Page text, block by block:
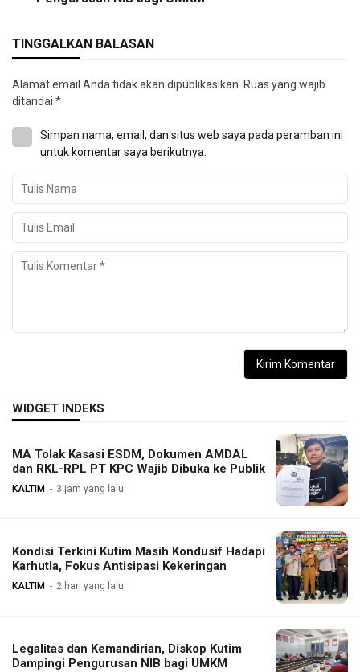
TINGGALKAN BALASAN
Alamat email Anda tidak akan dipublikasikan. Ruas yang wajib
ditandai *
Simpan nama, email, dan situs web saya pada peramban ini
untuk komentar saya berikutnya.
WIDGET INDEKS
MA Tolak Kasasi ESDM, Dokumen AMDAL
dan RKL-RPL PT KPC Wajib Dibuka ke Publik
KALTIM 3 jam yang lalu
Kondisi Terkini Kutim Masih Kondusif Hadapi
Karhutla, Fokus Antisipasi Kekeringan
KALTIM 2 hari yang lalu
Legalitas dan Kemandirian, Diskop Kutim
Dampingi Pengurusan NIB bagi UMKM